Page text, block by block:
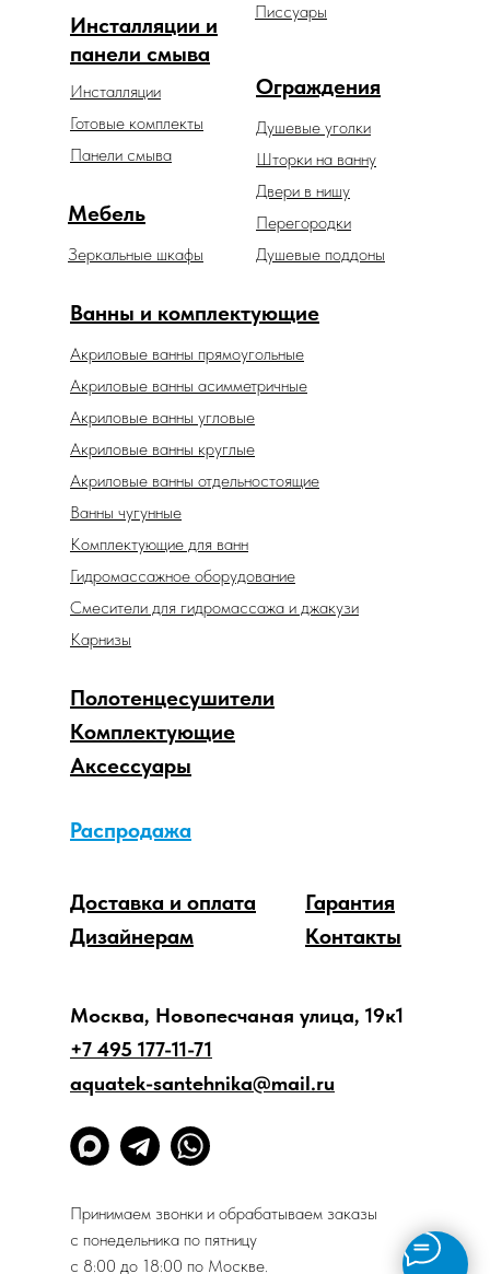
Ванны и комплектующие
Акриловые ванны прямоугольные
Зеркальные шкафы
Мебель
Ограждения
Душевые уголки
Шторки на ванну
Двери в нишу
Перегородки
Аксессуары
Распродажа
Комплектующие
Дизайнерам
Доставка и оплата
Гарантия
Контакты
Душевые поддоны
Акриловые ванны отдельностоящие
Акриловые ванны асимметричные
Акриловые ванны угловые
Акриловые ванны круглые
Ванны чугунные
Комплектующие для ванн
Гидромассажное оборудование
Смесители для гидромассажа и джакузи
Карнизы
Полотенцесушители
Инсталляции и
панели смыва
Инсталляции
Готовые комплекты
Панели смыва
Писсуары
Москва, Новопесчаная улица, 19к1
+7 495 177-11-71
aquatek-santehnika@mail.ru
Принимаем звонки и обрабатываем заказы
с понедельника по пятницу
с 8:00 до 18:00 по Москве.